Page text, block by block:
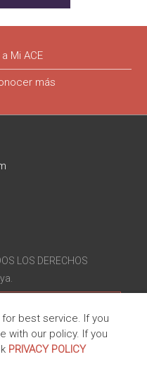
Mi ACE
más
LOS DERECHOS
for best service. If you
with our policy. If you
PRIVACY POLICY